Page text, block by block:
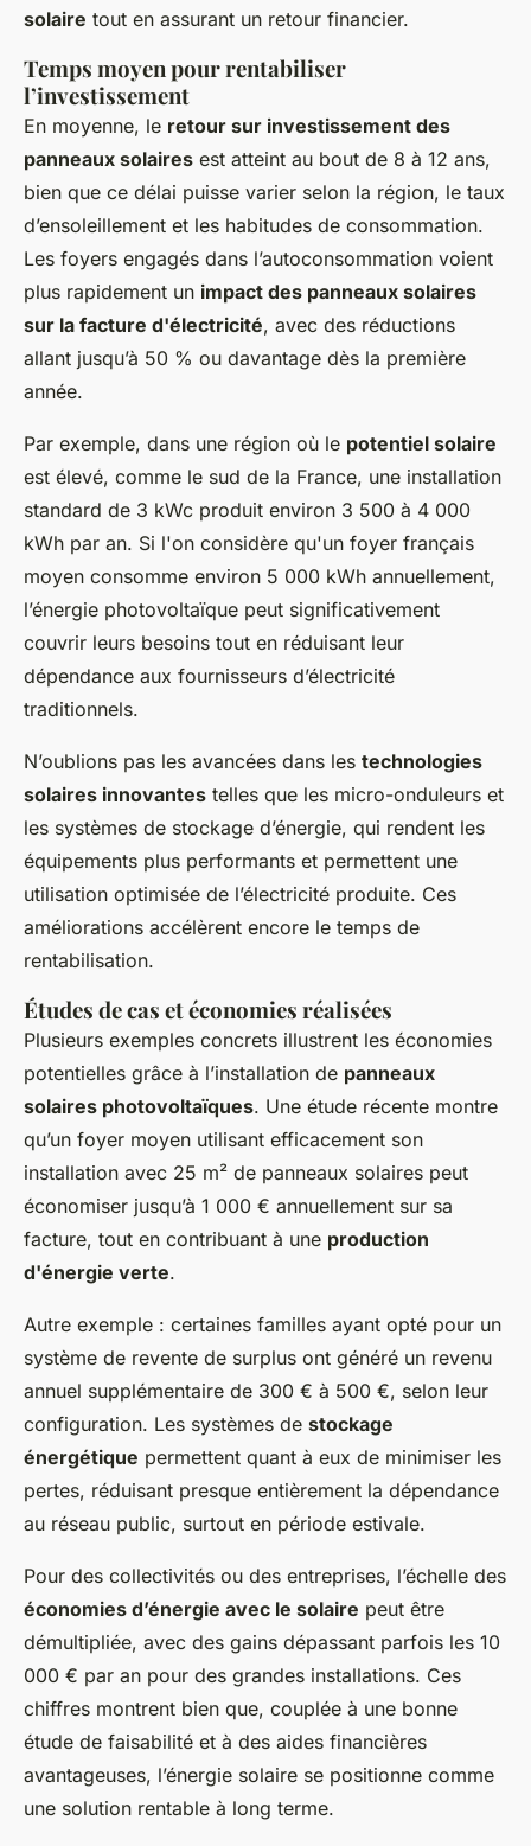
solaire tout en assurant un retour financier.
Temps moyen pour rentabiliser
l’investissement
En moyenne, le retour sur investissement des
panneaux solaires est atteint au bout de 8 à 12 ans,
bien que ce délai puisse varier selon la région, le taux
d’ensoleillement et les habitudes de consommation.
Les foyers engagés dans l’autoconsommation voient
plus rapidement un impact des panneaux solaires
sur la facture d'électricité, avec des réductions
allant jusqu’à 50 % ou davantage dès la première
année.
Par exemple, dans une région où le potentiel solaire
est élevé, comme le sud de la France, une installation
standard de 3 kWc produit environ 3 500 à 4 000
kWh par an. Si l'on considère qu'un foyer français
moyen consomme environ 5 000 kWh annuellement,
l’énergie photovoltaïque peut significativement
couvrir leurs besoins tout en réduisant leur
dépendance aux fournisseurs d’électricité
traditionnels.
N’oublions pas les avancées dans les technologies
solaires innovantes telles que les micro-onduleurs et
les systèmes de stockage d’énergie, qui rendent les
équipements plus performants et permettent une
utilisation optimisée de l’électricité produite. Ces
améliorations accélèrent encore le temps de
rentabilisation.
Études de cas et économies réalisées
Plusieurs exemples concrets illustrent les économies
potentielles grâce à l’installation de panneaux
solaires photovoltaïques. Une étude récente montre
qu’un foyer moyen utilisant efficacement son
installation avec 25 m² de panneaux solaires peut
économiser jusqu’à 1 000 € annuellement sur sa
facture, tout en contribuant à une production
d'énergie verte.
Autre exemple : certaines familles ayant opté pour un
système de revente de surplus ont généré un revenu
annuel supplémentaire de 300 € à 500 €, selon leur
configuration. Les systèmes de stockage
énergétique permettent quant à eux de minimiser les
pertes, réduisant presque entièrement la dépendance
au réseau public, surtout en période estivale.
Pour des collectivités ou des entreprises, l’échelle des
économies d’énergie avec le solaire peut être
démultipliée, avec des gains dépassant parfois les 10
000 € par an pour des grandes installations. Ces
chiffres montrent bien que, couplée à une bonne
étude de faisabilité et à des aides financières
avantageuses, l’énergie solaire se positionne comme
une solution rentable à long terme.